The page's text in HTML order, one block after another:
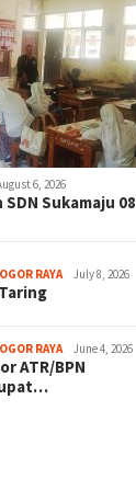
6, 2026
Sukamaju 08
RAYA July 8, 2026
RAYA June 4, 2026
ATR/BPN